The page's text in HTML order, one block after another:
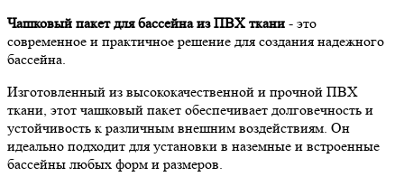
Чашковый пакет для бассейна из ПВХ ткани - это
современное и практичное решение для создания надежного
бассейна.
Изготовленный из высококачественной и прочной ПВХ
ткани, этот чашковый пакет обеспечивает долговечность и
устойчивость к различным внешним воздействиям. Он
идеально подходит для установки в наземные и встроенные
бассейны любых форм и размеров.